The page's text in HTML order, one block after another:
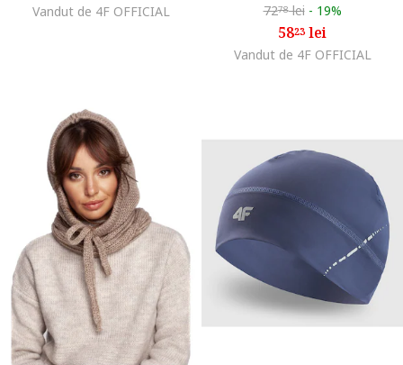
Vandut de 4F OFFICIAL
7278lei - 19%
5823lei
Vandut de 4F OFFICIAL